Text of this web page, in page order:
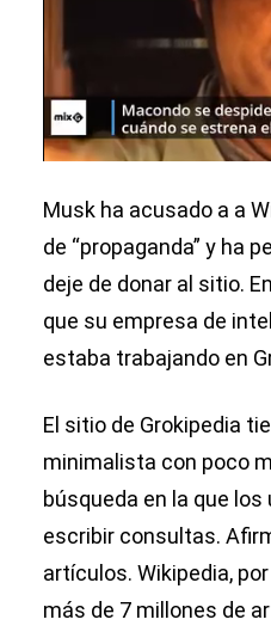
Musk ha acusado a a
de “propaganda” y ha
deje de donar al sitio.
que su empresa de
estaba trabajando en
El sitio de Grokipedia
minimalista con poco
búsqueda en la que
escribir consultas.
artículos. Wikipedia,
más de 7 millones de